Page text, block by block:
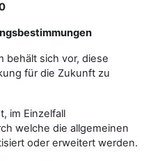
behält sich vor, diese
für die Zukunft zu
im Einzelfall
welche die allgemeinen
oder erweitert werden.